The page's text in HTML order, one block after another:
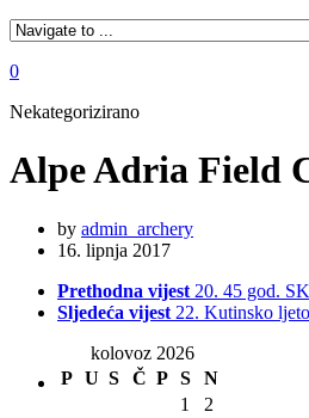
0
Nekategorizirano
Alpe Adria Field
by admin_archery
16. lipnja 2017
Prethodna vijest 20. 45 god.
Sljedeća vijest 22. Kutinsko
kolovoz 2026
P U S Č P S
N
1
2